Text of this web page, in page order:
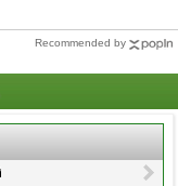
Recommended by